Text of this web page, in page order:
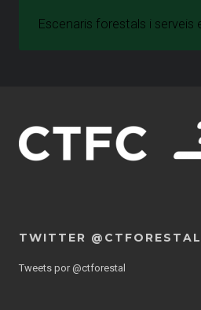
Escenaris forestals i serveis
TWITTER @CTFORESTAL
Tweets por @ctforestal